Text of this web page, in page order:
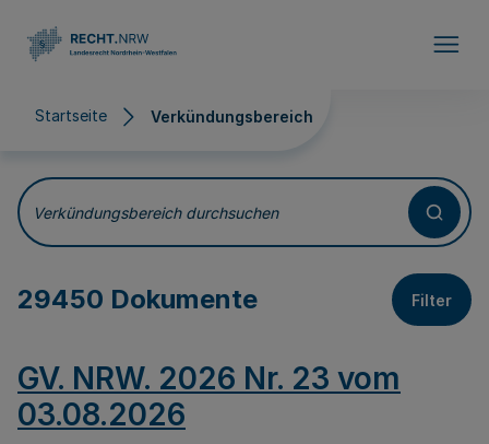
Startseite Verkündungsbereich
Verkündungsbereich
Verkündungsbereich durchsuchen
29450 Dokumente Filter
GV. NRW. 2026 Nr. 23 vom
03.08.2026